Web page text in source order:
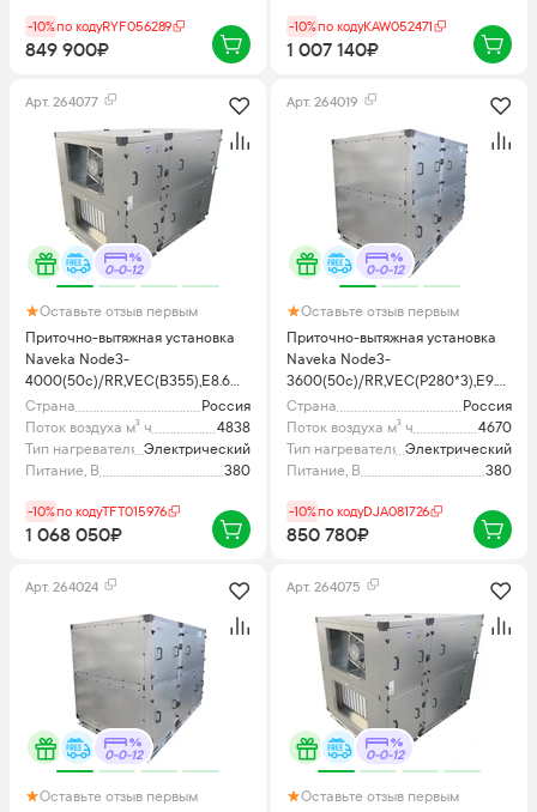
-10%по кодуRYF056289
849 900₽
-10%по кодуKAW052471
1 007 140₽
Арт. 264077
0-0-12
Оставьте отзыв первым
Приточно-вытяжная установка
Naveka Node3-
4000(50c)/RR,VEC(B355),E8.6
Classic с пультом TS4
Страна
Россия
Поток воздуха м³ ч
4838
Тип нагревателя Электрический
Питание, В
380
-10%по кодуTFT015976
1 068 050₽
Арт. 264019
0-0-12
Оставьте отзыв первым
Приточно-вытяжная установка
Naveka Node3-
3600(50c)/RR,VEC(P280*3),E9.4
Vertical
Страна
Россия
Поток воздуха м³ ч
4670
Тип нагревателя Электрический
Питание, В
380
-10%по кодуDJA081726
850 780₽
Арт. 264024
0-0-12
Оставьте отзыв первым
Арт. 264075
0-0-12
Оставьте отзыв первым